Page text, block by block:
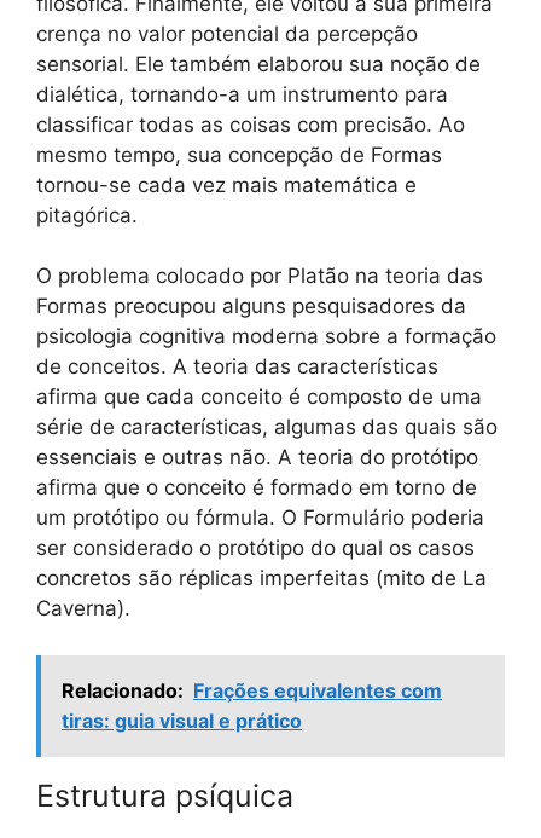
crença no valor potencial da percepção
sensorial. Ele também elaborou sua noção de
dialética, tornando-a um instrumento para
classificar todas as coisas com precisão. Ao
mesmo tempo, sua concepção de Formas
tornou-se cada vez mais matemática e
pitagórica.
O problema colocado por Platão na teoria das
Formas preocupou alguns pesquisadores da
psicologia cognitiva moderna sobre a formação
de conceitos. A teoria das características
afirma que cada conceito é composto de uma
série de características, algumas das quais são
essenciais e outras não. A teoria do protótipo
afirma que o conceito é formado em torno de
um protótipo ou fórmula. O Formulário poderia
ser considerado o protótipo do qual os casos
concretos são réplicas imperfeitas (mito de La
Caverna).
Relacionado: Frações equivalentes com
tiras: guia visual e prático
Estrutura psíquica